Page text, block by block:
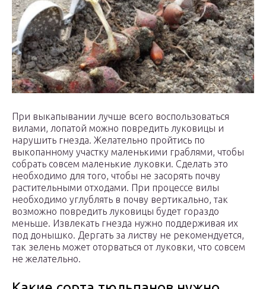
При выкапывании лучше всего воспользоваться
вилами, лопатой можно повредить луковицы и
нарушить гнезда. Желательно пройтись по
выкопанному участку маленькими граблями, чтобы
собрать совсем маленькие луковки. Сделать это
необходимо для того, чтобы не засорять почву
растительными отходами. При процессе вилы
необходимо углублять в почву вертикально, так
возможно повредить луковицы будет гораздо
меньше. Извлекать гнезда нужно поддерживая их
под донышко. Дергать за листву не рекомендуется,
так зелень может оторваться от луковки, что совсем
не желательно.